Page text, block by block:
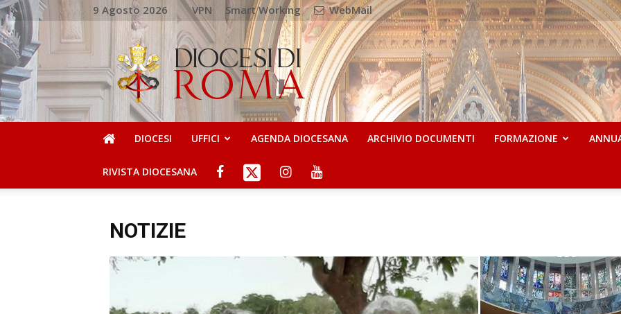
9 Agosto 2026 VPN Smart Working WebMail
DIOCESI
DI
ROMA
DIOCESI UFFICI AGENDA DIOCESANA ARCHIVIO DOCUMENTI FORMAZIONE
RIVISTA DIOCESANA
NOTIZIE